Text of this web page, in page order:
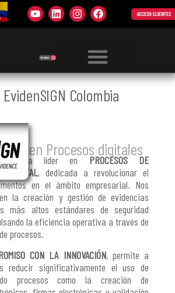
EvidenSIGN Colombia
en Procesos digitales
líder en PROCESOS DE
DIGITAL, dedicada a revolucionar el
en el ámbito empresarial. Nos
la creación y gestión de evidencias
más altos estándares de seguridad
la eficiencia operativa a través de
procesos.
CON LA INNOVACIÓN, permite a
reducir significativamente el uso de
procesos como la creación de